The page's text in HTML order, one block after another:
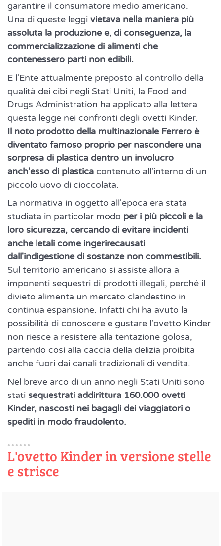
garantire il consumatore medio americano.
Una di queste leggi vietava nella maniera più
assoluta la produzione e, di conseguenza, la
commercializzazione di alimenti che
contenessero parti non edibili.
E l'Ente attualmente preposto al controllo della
qualità dei cibi negli Stati Uniti, la Food and
Drugs Administration ha applicato alla lettera
questa legge nei confronti degli ovetti Kinder.
Il noto prodotto della multinazionale Ferrero è
diventato famoso proprio per nascondere una
sorpresa di plastica dentro un involucro
anch'esso di plastica contenuto all'interno di un
piccolo uovo di cioccolata.
La normativa in oggetto all'epoca era stata
studiata in particolar modo per i più piccoli e la
loro sicurezza, cercando di evitare incidenti
anche letali come ingerirecausati
dall'indigestione di sostanze non commestibili.
Sul territorio americano si assiste allora a
imponenti sequestri di prodotti illegali, perché il
divieto alimenta un mercato clandestino in
continua espansione. Infatti chi ha avuto la
possibilità di conoscere e gustare l'ovetto Kinder
non riesce a resistere alla tentazione golosa,
partendo così alla caccia della delizia proibita
anche fuori dai canali tradizionali di vendita.
Nel breve arco di un anno negli Stati Uniti sono
stati sequestrati addirittura 160.000 ovetti
Kinder, nascosti nei bagagli dei viaggiatori o
spediti in modo fraudolento.
L'ovetto Kinder in versione stelle
e strisce